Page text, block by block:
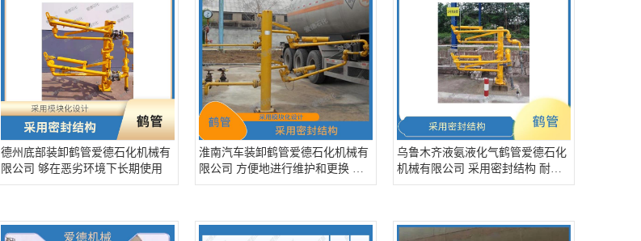
德州底部装卸鹤管爱德石化机械有
限公司 够在恶劣环境下长期使用
淮南汽车装卸鹤管爱德石化机械有
限公司 方便地进行维护和更换 可
以满足多行业的气体输送需求
乌鲁木齐液氨液化气鹤管爱德石化
机械有限公司 采用密封结构 耐腐
蚀 耐磨损 耐高温